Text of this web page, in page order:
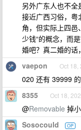
另外广东人也不
接近广西习俗，粤
角，但实际上四邑
少钱“的概念，而
婚吧？真二婚的话
vaepon Oct 18,
020 还有 39999
8355 Oct 18,
@Removable 掉
Sosocould OP